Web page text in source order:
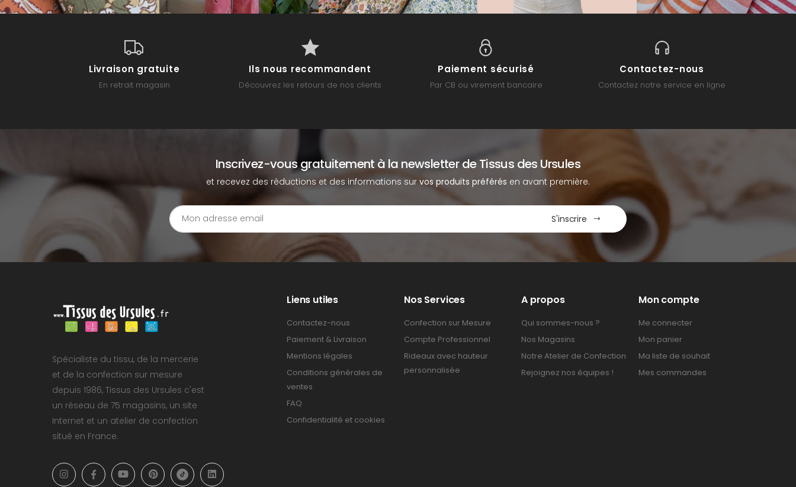
Livraison gratuite
En retrait magasin
Ils nous recommandent
Découvrez les retours de nos clients
Paiement sécurisé
Par CB ou virement bancaire
Contactez-nous
Contactez notre service en ligne
Inscrivez-vous gratuitement à la newsletter de Tissus des Ursules
et recevez des réductions et des informations survos produits préférés en avant première.
S'inscrire
Spécialiste du tissu, de la mercerie
et de la confection sur mesure
depuis 1986, Tissus des Ursules c'est
un réseau de 75 magasins, un site
Internet et un atelier de confection
situé en France.
Liens utiles
Contactez-nous
Paiement & Livraison
Mentions légales
Conditions générales de
ventes
FAQ
Confidentialité et cookies
Nos Services
Confection sur Mesure
Compte Professionnel
Rideaux avec hauteur
personnalisée
A propos
Qui sommes-nous ?
Nos Magasins
Notre Atelier de Confection
Rejoignez nos équipes !
Mon compte
Me connecter
Mon panier
Ma liste de souhait
Mes commandes